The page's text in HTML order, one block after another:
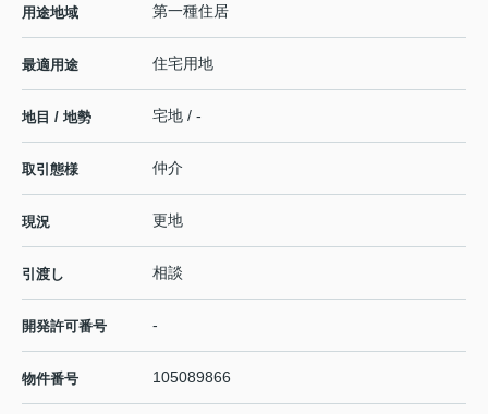
用途地域 第一種住居
最適用途 住宅用地
地目 / 地勢 宅地 / -
取引態様 仲介
現況 更地
引渡し 相談
開発許可番号 -
物件番号 105089866